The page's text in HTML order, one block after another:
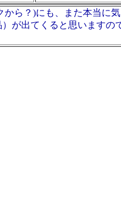
ら？)にも、また本当に
）が出てくると思います